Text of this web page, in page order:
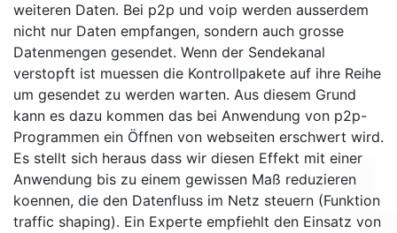
weiteren Daten. Bei p2p und voip werden ausserdem
nicht nur Daten empfangen, sondern auch grosse
Datenmengen gesendet. Wenn der Sendekanal
verstopft ist muessen die Kontrollpakete auf ihre Reihe
um gesendet zu werden warten. Aus diesem Grund
kann es dazu kommen das bei Anwendung von p2p-
Programmen ein Öffnen von webseiten erschwert wird.
Es stellt sich heraus dass wir diesen Effekt mit einer
Anwendung bis zu einem gewissen Maß reduzieren
koennen, die den Datenfluss im Netz steuern (Funktion
traffic shaping). Ein Experte empfiehlt den Einsatz von